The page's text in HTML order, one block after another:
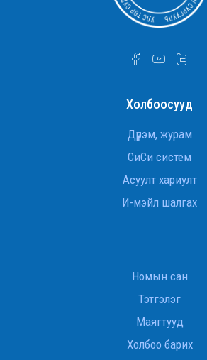
Холбоосууд
Дүрэм, журам
СиСи систем
Асуулт хариулт
И-мэйл шалгах
Номын сан
Тэтгэлэг
Маягтууд
Холбоо барих